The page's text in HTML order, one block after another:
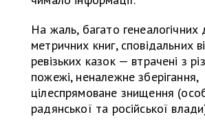
На жаль, багато генеалогічних
метричних книг, сповідальних
ревізьких казок — втрачені з
пожежі, неналежне зберігання,
цілеспрямоване знищення
радянської та російської